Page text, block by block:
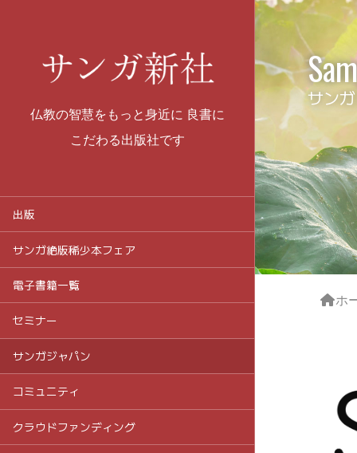
仏教の智慧をもっと身近に 良書に
こだわる出版社です
出版
サンガ絶版稀少本フェア
電子書籍一覧
セミナー
サンガジャパン
コミュニティ
クラウドファンディング
サン
ホ